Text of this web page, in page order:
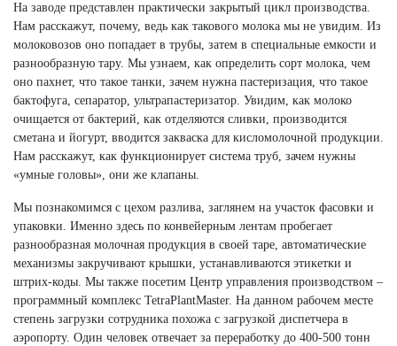
На заводе представлен практически закрытый цикл производства.
Нам расскажут, почему, ведь как такового молока мы не увидим. Из
молоковозов оно попадает в трубы, затем в специальные емкости и
разнообразную тару. Мы узнаем, как определить сорт молока, чем
оно пахнет, что такое танки, зачем нужна пастеризация, что такое
бактофуга, сепаратор, ультрапастеризатор. Увидим, как молоко
очищается от бактерий, как отделяются сливки, производится
сметана и йогурт, вводится закваска для кисломолочной продукции.
Нам расскажут, как функционирует система труб, зачем нужны
«умные головы», они же клапаны.
Мы познакомимся с цехом разлива, заглянем на участок фасовки и
упаковки. Именно здесь по конвейерным лентам пробегает
разнообразная молочная продукция в своей таре, автоматические
механизмы закручивают крышки, устанавливаются этикетки и
штрих-коды. Мы также посетим Центр управления производством –
программный комплекс TetraPlantMaster. На данном рабочем месте
степень загрузки сотрудника похожа с загрузкой диспетчера в
аэропорту. Один человек отвечает за переработку до 400-500 тонн